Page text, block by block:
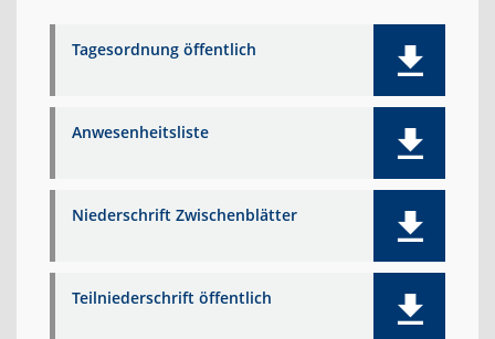
Tagesordnung öffentlich
Anwesenheitsliste
Niederschrift Zwischenblätter
Teilniederschrift öffentlich